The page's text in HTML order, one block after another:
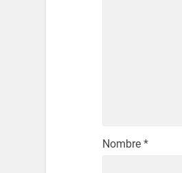
Nombre *